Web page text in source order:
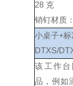
28 克
销钉材质
小桌子+
DTXS/
该工作
品，例如